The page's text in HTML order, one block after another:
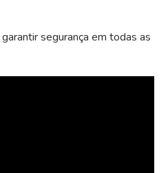
segurança em todas as